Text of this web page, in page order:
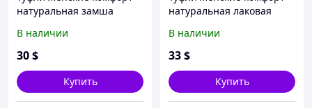
натуральная замша
(15) 39 Коричневый
В наличии
30$
Купить
натуральная лаковая
на шнуровке Зоя Туфли
женские комфорт
кожа "рептилия" черные
на
В наличии
33$
Купить